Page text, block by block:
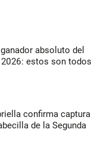
absoluto del
estos son todos
confirma captura
de la Segunda